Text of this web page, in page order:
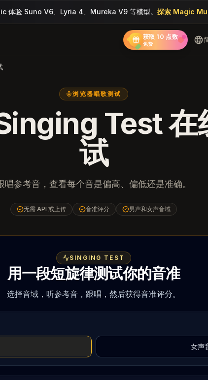
体验 Suno V6、Lyria 4、Mureka V9 等模型。 探索 Magic
获取 10 点数
免费
浏览器唱歌测试
Test 在
试
唱参考音，查看每个音是偏高、偏低还是准确。
无需 API 或上传 音准评分 男声和女声音域
SINGING TEST
用一段短旋律测试你的音准
选择音域，听参考音，跟唱，然后获得音准评分。
女声